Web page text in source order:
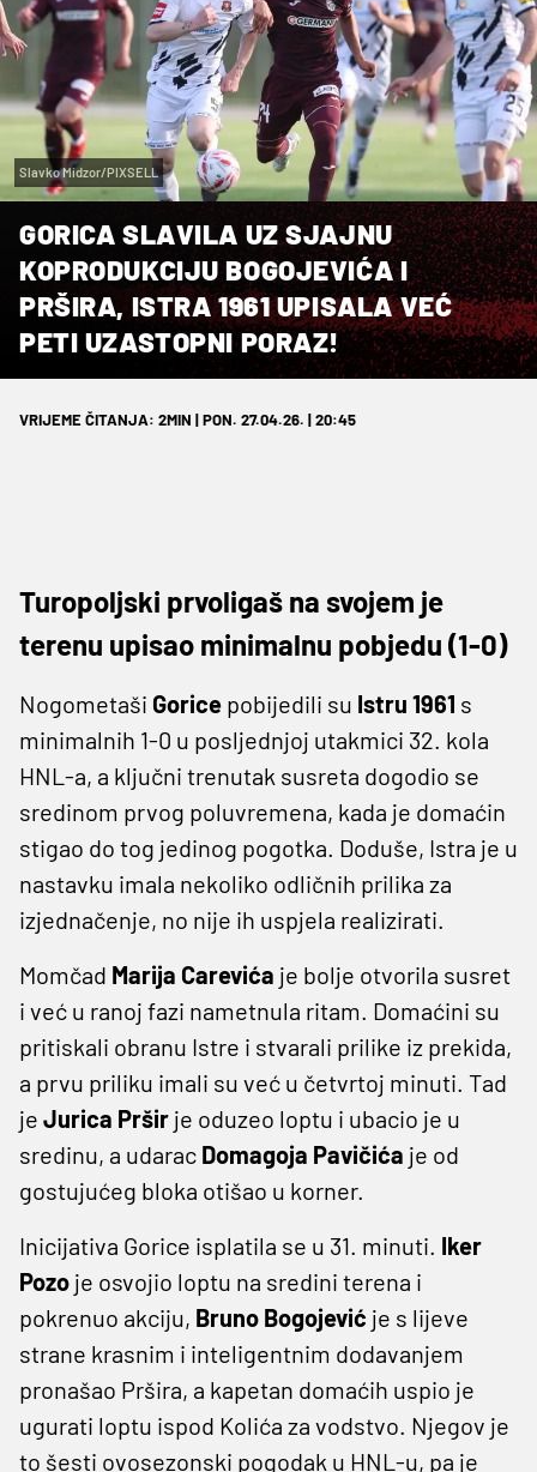
Slavko Midzor/PIXSELL
GORICA SLAVILA UZ SJAJNU
KOPRODUKCIJU BOGOJEVIĆA I
PRŠIRA, ISTRA 1961 UPISALA VEĆ
PETI UZASTOPNI PORAZ!
VRIJEME ČITANJA: 2MIN | PON. 27.04.26. | 20:45
Turopoljski prvoligaš na svojem je
terenu upisao minimalnu pobjedu (1-0)
Nogometaši Gorice pobijedili su Istru 1961 s
minimalnih 1-0 u posljednjoj utakmici 32. kola
HNL-a, a ključni trenutak susreta dogodio se
sredinom prvog poluvremena, kada je domaćin
stigao do tog jedinog pogotka. Doduše, Istra je u
nastavku imala nekoliko odličnih prilika za
izjednačenje, no nije ih uspjela realizirati.
Momčad Marija Carevića je bolje otvorila susret
i već u ranoj fazi nametnula ritam. Domaćini su
pritiskali obranu Istre i stvarali prilike iz prekida,
a prvu priliku imali su već u četvrtoj minuti. Tad
je Jurica Pršir je oduzeo loptu i ubacio je u
sredinu, a udarac Domagoja Pavičića je od
gostujućeg bloka otišao u korner.
Inicijativa Gorice isplatila se u 31. minuti. Iker
Pozo je osvojio loptu na sredini terena i
pokrenuo akciju, Bruno Bogojević je s lijeve
strane krasnim i inteligentnim dodavanjem
pronašao Pršira, a kapetan domaćih uspio je
ugurati loptu ispod Kolića za vodstvo. Njegov je
to šesti ovosezonski pogodak u HNL-u, pa je